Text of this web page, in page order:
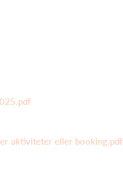
aktiviteter eller booking.pdf